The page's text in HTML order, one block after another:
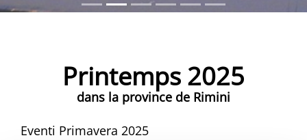
Printemps 2025
dans la province de Rimini
Eventi Primavera 2025